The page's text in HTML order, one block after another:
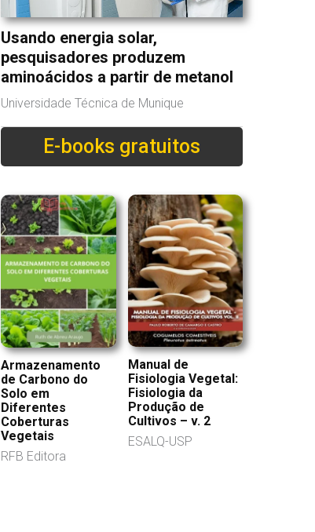
Usando energia solar,
pesquisadores produzem
aminoácidos a partir de metanol
Universidade Técnica de Munique
E-books gratuitos
Armazenamento
de Carbono do
Solo em
Diferentes
Coberturas
Vegetais
RFB Editora
Manual de
Fisiologia Vegetal:
Fisiologia da
Produção de
Cultivos – v. 2
ESALQ-USP